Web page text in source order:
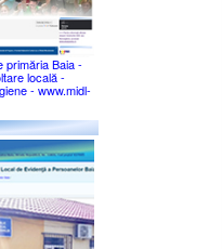
primăria Baia -
locală -
- www.midl-